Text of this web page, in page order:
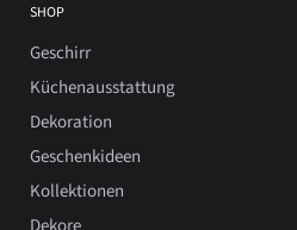
SHOP
Geschirr
Küchenausstattung
Dekoration
Geschenkideen
Kollektionen